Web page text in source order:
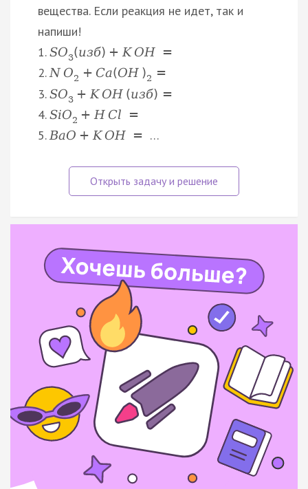
вещества. Если реакция не идет, так и
напиши!
1.SO3(изб) + K OH =
2.N O2 + Ca(OH )2 =
3.SO3 + K OH (изб) =
4.SiO2 + H Cl =
5.BaO + K OH = …